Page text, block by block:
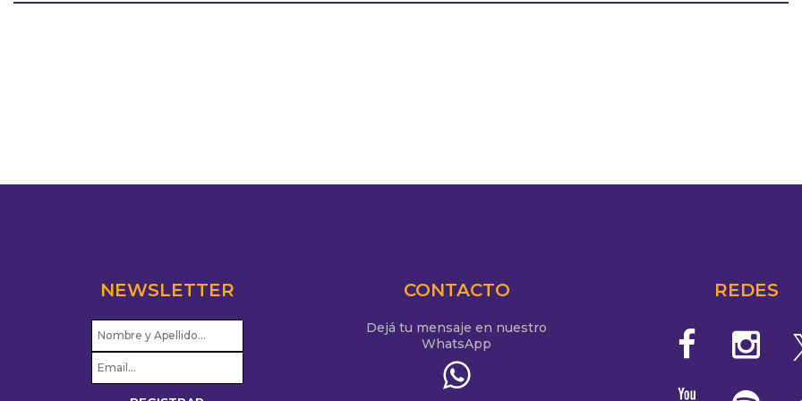
NEWSLETTER CONTACTO
Dejá tu mensaje en nuestro
WhatsApp
REDES